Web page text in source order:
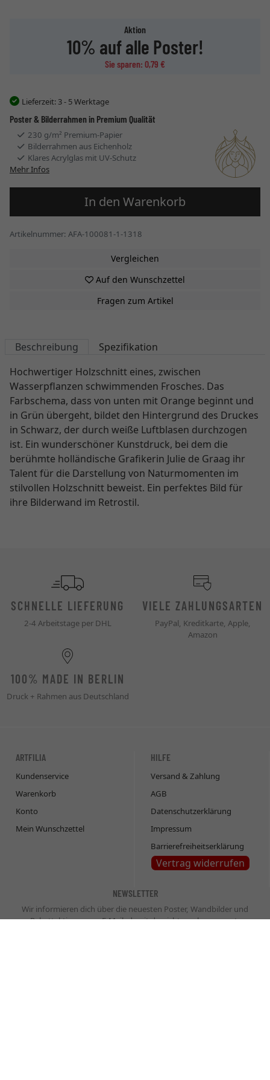
Aktion
10% auf alle Poster!
Sie sparen: 0,79 €
Lieferzeit: 3 - 5 Werktage
Poster & Bilderrahmen in Premium Qualität
230 g/m² Premium-Papier
Bilderrahmen aus Eichenholz
Klares Acrylglas mit UV-Schutz
Mehr Infos
In den Warenkorb
Artikelnummer: AFA-100081-1-1318
Vergleichen
Auf den Wunschzettel
Fragen zum Artikel
Beschreibung
Spezifikation
Hochwertiger Holzschnitt eines, zwischen
Wasserpflanzen schwimmenden Frosches. Das
Farbschema, dass von unten mit Orange beginnt und
in Grün übergeht, bildet den Hintergrund des Druckes
in Schwarz, der durch weiße Luftblasen durchzogen
ist. Ein wunderschöner Kunstdruck, bei dem die
berühmte holländische Grafikerin Julie de Graag ihr
Talent für die Darstellung von Naturmomenten im
stilvollen Holzschnitt beweist. Ein perfektes Bild für
ihre Bilderwand im Retrostil.
SCHNELLE LIEFERUNG
2-4 Arbeitstage per DHL
VIELE ZAHLUNGSARTEN
PayPal, Kreditkarte, Apple,
Amazon
100% MADE IN BERLIN
Druck + Rahmen aus Deutschland
ARTFILIA
Kundenservice
Warenkorb
Konto
Mein Wunschzettel
HILFE
Versand & Zahlung
AGB
Datenschutzerklärung
Impressum
Barrierefreiheitserklärung
Vertrag widerrufen
NEWSLETTER
Wir informieren dich über die neuesten Poster, Wandbilder und
Rabattaktionen per E-Mail, damit du nichts mehr verpasst.